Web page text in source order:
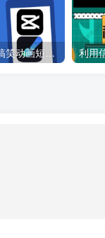
一部手机制作夫妻搞笑动画短视频教程，零基础也能快速上手